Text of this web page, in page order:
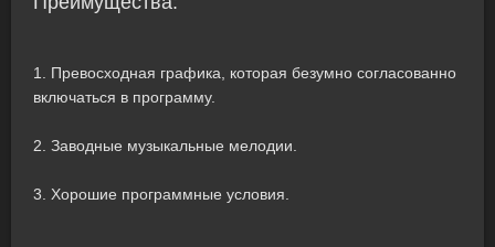
1. Превосходная графика, которая безумно согласованно
включаться в программу.
2. Заводные музыкальные мелодии.
3. Хорошие программные условия.